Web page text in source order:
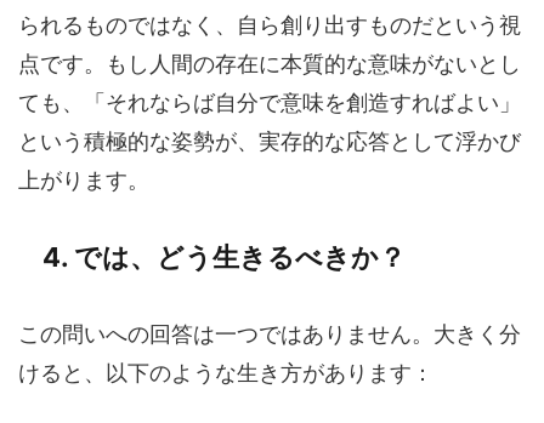
られるものではなく、自ら創り出すものだという視
点です。もし人間の存在に本質的な意味がないとし
ても、「それならば自分で意味を創造すればよい」
という積極的な姿勢が、実存的な応答として浮かび
上がります。
4. では、どう生きるべきか？
この問いへの回答は一つではありません。大きく分
けると、以下のような生き方があります：